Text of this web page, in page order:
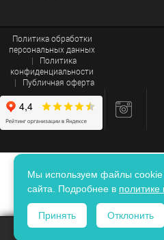
Мы используем файлы
сайта. Подробнее в
Принять Отклонить
Политика обработки
персональных данных
Политика
конфиденциальности
Публичная оферта